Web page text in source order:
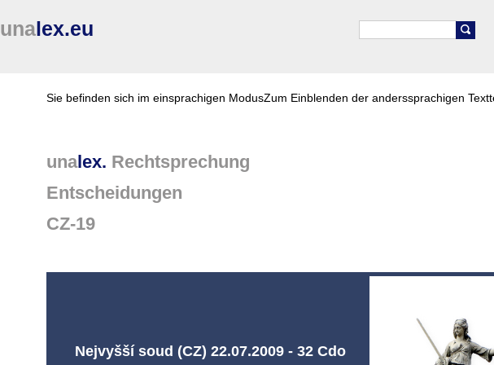
unalex.eu
Sie befinden sich im einsprachigen ModusZum Einblenden der anderssprachigen
unalex. Rechtsprechung
Entscheidungen
CZ-19
Nejvyšší soud (CZ) 22.07.2009 - 32 Cdo